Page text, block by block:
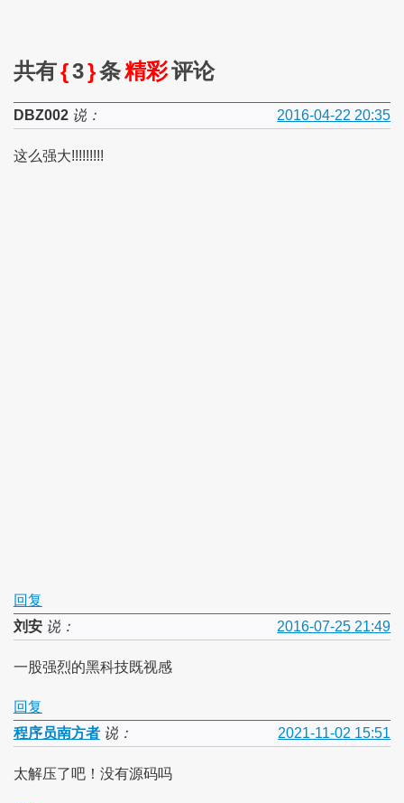
共有{3}条精彩评论
DBZ002说： 2016-04-22 20:35
这么强大!!!!!!!!!
回复
刘安说： 2016-07-25 21:49
一股强烈的黑科技既视感
回复
程序员南方者说： 2021-11-02 15:51
太解压了吧！没有源码吗